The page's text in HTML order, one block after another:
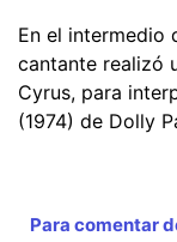
En el intermedio
cantante realizó
Cyrus, para
(1974) de Dolly
Para comentar